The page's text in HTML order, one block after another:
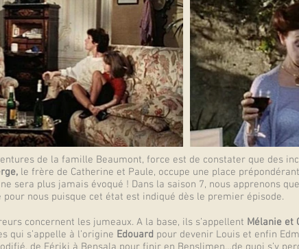
de la famille Beaumont, force est de constater que des
le frère de Catherine et Paule, occupe une place
sera plus jamais évoqué ! Dans la saison 7, nous apprenons
nous puisque cet état est indiqué dès le premier épisode.
concernent les jumeaux. A la base, ils s’appellent Mélanie et
qui s’appelle à l’origine Edouard pour devenir Louis et enfin